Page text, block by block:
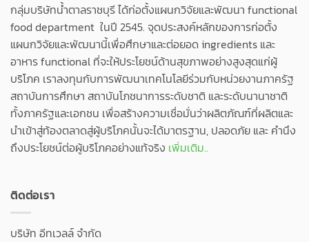
กลุ่มบริษัทน้ำตาลราชบุรี ได้ก่อตั้งแผนกวิจัยและพัฒนา functional
food department ในปี 2545. จุดประสงค์หลักของการก่อตั้ง
แผนกวิจัยและพัฒนานี้เพื่อศึกษาและต่อยอด ingredients และ
อาหาร functional ที่จะให้ประโยชน์ด้านสุขภาพอย่างสูงสุดแก่ผู้
บริโภค เราลงทุนกับการพัฒนาเทคโนโลยีร่วมกับหน่วยงานภาครัฐ
สถาบันการศึกษา สถาบันโภชนาการระดับชาติ และระดับนานาชาติ
ทั้งภาครัฐและเอกชน เพื่อสร้างความเชื่อมั่นว่าผลิตภัณฑ์ที่ผลิตและ
นำเข้าสู่ท้องตลาดสู่ผู้บริโภคนั้นจะได้มาตรฐาน, ปลอดภัย และ คำนึง
ถึงประโยชน์ต่อผู้บริโภคอย่างแท้จริง เพิ่มเติม..
ติดต่อเรา
บริษัท อีทเวลล์ จำกัด